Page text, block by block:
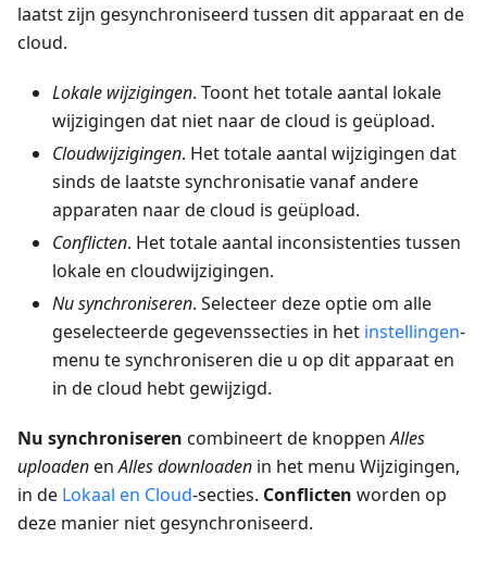
laatst zijn gesynchroniseerd tussen dit apparaat en de
cloud.
Lokale wijzigingen. Toont het totale aantal lokale
wijzigingen dat niet naar de cloud is geüpload.
Cloudwijzigingen. Het totale aantal wijzigingen dat
sinds de laatste synchronisatie vanaf andere
apparaten naar de cloud is geüpload.
Conflicten. Het totale aantal inconsistenties tussen
lokale en cloudwijzigingen.
Nu synchroniseren. Selecteer deze optie om alle
geselecteerde gegevenssecties in het instellingen-
menu te synchroniseren die u op dit apparaat en
in de cloud hebt gewijzigd.
Nu synchroniseren combineert de knoppenAlles
uploadenenAlles downloaden in het menu Wijzigingen,
in de Lokaal en Cloud-secties. Conflicten worden op
deze manier niet gesynchroniseerd.